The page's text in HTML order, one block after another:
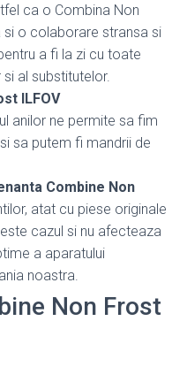
ca o Combina Non
o colaborare stransa si
a fi la zi cu toate
al substitutelor.
ILFOV
anilor ne permite sa fim
sa putem fi mandrii de
Combine Non
atat cu piese originale
cazul si nu afecteaza
a aparatului
noastra.
Non Frost